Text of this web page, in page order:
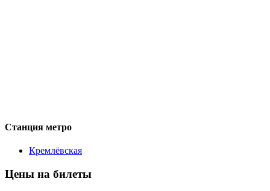
Станция метро
Кремлёвская
Цены на билеты